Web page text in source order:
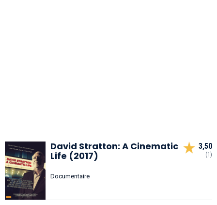
David Stratton: A Cinematic
Life (2017)
Documentaire
3,50
(1)